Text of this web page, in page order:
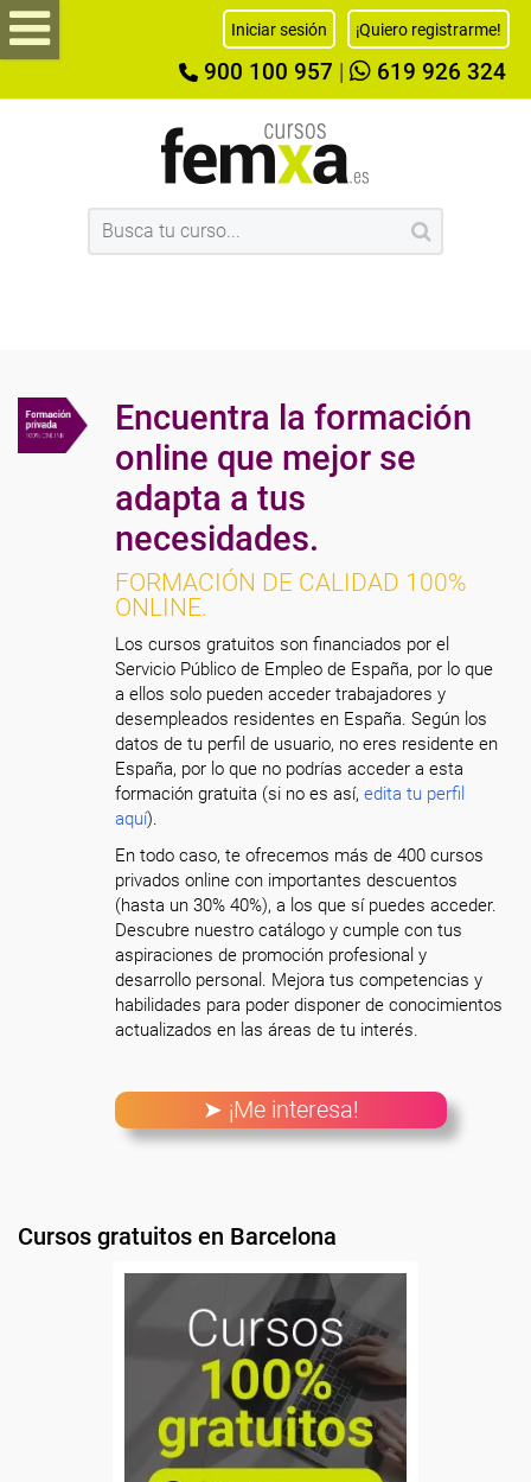
Iniciar sesión ¡Quiero registrarme!
900 100 957 619 926 324
Encuentra la formación
online que mejor se
adapta a tus
necesidades.
FORMACIÓN DE CALIDAD 100%
ONLINE.
Los cursos gratuitos son financiados por el
Servicio Público de Empleo de España, por lo que
a ellos solo pueden acceder trabajadores y
desempleados residentes en España. Según los
datos de tu perfil de usuario, no eres residente en
España, por lo que no podrías acceder a esta
formación gratuita (si no es así,edita tu perfil
aquí).
En todo caso, te ofrecemos más de 400 cursos
privados online con importantes descuentos
(hasta un 30% 40%), a los que sí puedes acceder.
Descubre nuestro catálogo y cumple con tus
aspiraciones de promoción profesional y
desarrollo personal. Mejora tus competencias y
habilidades para poder disponer de conocimientos
actualizados en las áreas de tu interés.
➤ ¡Me interesa!
Cursos gratuitos en Barcelona